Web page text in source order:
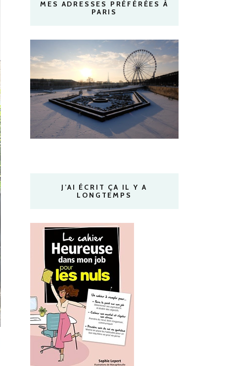
MES ADRESSES PRÉFÉRÉES À
PARIS
J’AI ÉCRIT ÇA IL Y A
LONGTEMPS